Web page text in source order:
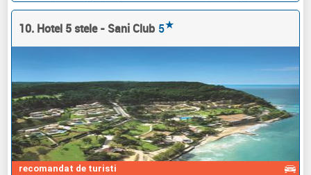
10. Hotel 5 stele - Sani Club 5★
recomandat de turisti